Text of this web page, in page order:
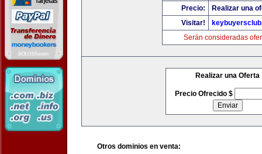
Precio:
Realizar una
Visitar!
Serán consideradas
Realizar una Oferta
Precio Ofrecido $
Otros dominios en venta: